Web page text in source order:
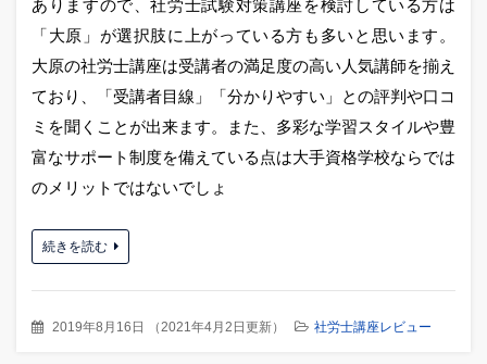
ありますので、社労士試験対策講座を検討している方は
「大原」が選択肢に上がっている方も多いと思います。
大原の社労士講座は受講者の満足度の高い人気講師を揃え
ており、「受講者目線」「分かりやすい」との評判や口コ
ミを聞くことが出来ます。また、多彩な学習スタイルや豊
富なサポート制度を備えている点は大手資格学校ならでは
のメリットではないでしょ
続きを読む
2019年8月16日 （ 2021年4月2日更新） 社労士講座レビュー